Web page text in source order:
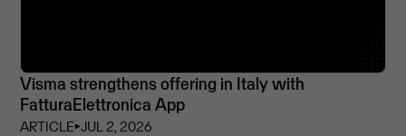
Visma strengthens offering in Italy with
FatturaElettronica App
ARTICLE⏵JUL 2, 2026